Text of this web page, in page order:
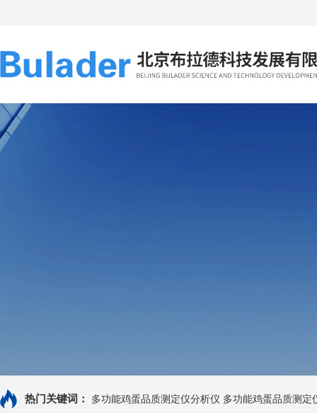
热门关键词： 多功能鸡蛋品质测定仪分析仪 多功能鸡蛋品质测定